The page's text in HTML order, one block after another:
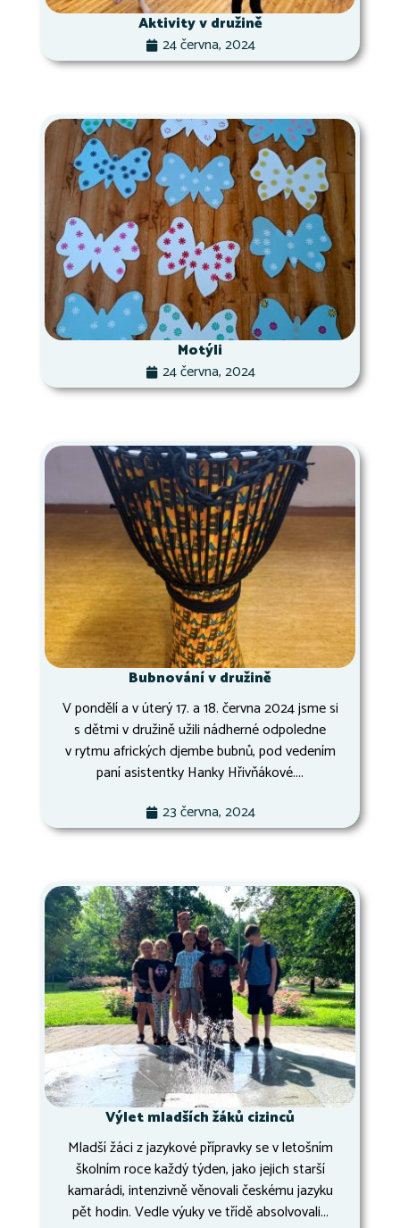
Aktivity v družině
24 června, 2024
Motýli
24 června, 2024
Bubnování v družině
V pondělí a v úterý 17. a 18. června 2024 jsme si
s dětmi v družině užili nádherné odpoledne
v rytmu afrických djembe bubnů, pod vedením
paní asistentky Hanky Hřivňákové....
23 června, 2024
Výlet mladších žáků cizinců
Mladší žáci z jazykové přípravky se v letošním
školním roce každý týden, jako jejich starší
kamarádi, intenzivně věnovali českému jazyku
pět hodin. Vedle výuky ve třídě absolvovali...